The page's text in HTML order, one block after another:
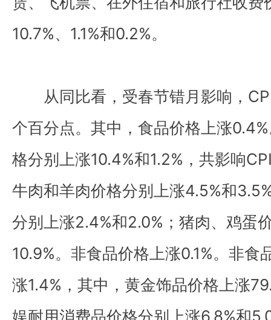
10.7%、1.1%和0.2%。
从同比看，受春节错月影响，
个百分点。其中，食品价格上涨
格分别上涨10.4%和1.2%，共影响
牛肉和羊肉价格分别上涨4.5%和
分别上涨2.4%和2.0%；猪肉、鸡蛋
10.9%。非食品价格上涨0.1%。非食
涨1.4%，其中，黄金饰品价格上涨
娱耐用消费品价格分别上涨6.8%和